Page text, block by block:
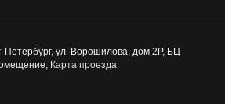
Петербург, ул. Ворошилова, дом 2Р, БЦ
, Карта проезда